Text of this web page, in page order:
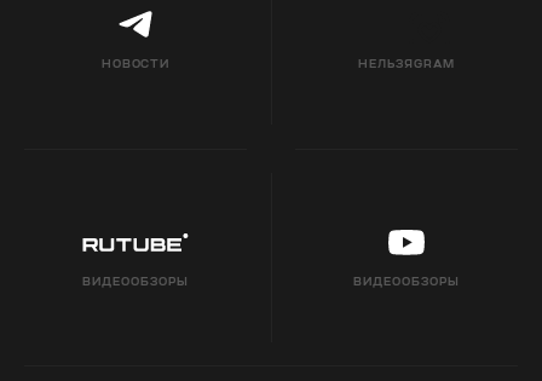
НОВОСТИ НЕЛЬЗЯGRAM
ВИДЕООБЗОРЫ ВИДЕООБЗОРЫ